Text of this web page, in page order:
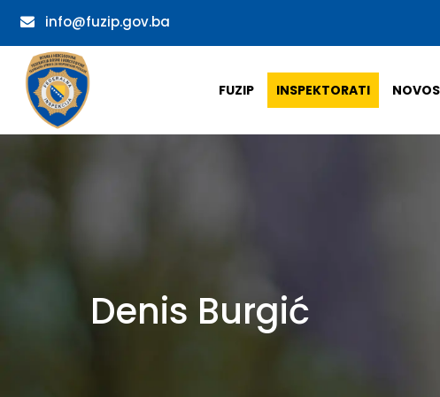
info@fuzip.gov.ba
FUZIP INSPEKTORATI
Denis Burgić